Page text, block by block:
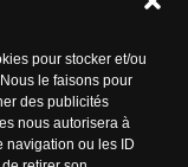
pour stocker et/ou
le faisons pour
des publicités
nous autorisera à
navigation ou les ID